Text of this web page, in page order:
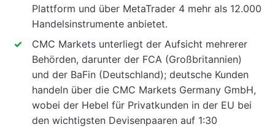
Plattform und über MetaTrader 4 mehr als 12.000
Handelsinstrumente anbietet.
CMC Markets unterliegt der Aufsicht mehrerer
Behörden, darunter der FCA (Großbritannien)
und der BaFin (Deutschland); deutsche Kunden
handeln über die CMC Markets Germany GmbH,
wobei der Hebel für Privatkunden in der EU bei
den wichtigsten Devisenpaaren auf 1:30